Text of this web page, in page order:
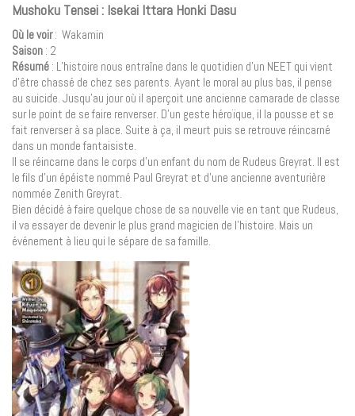
Mushoku Tensei : Isekai Ittara Honki Dasu
Où le voir: Wakamin
Saison : 2
Résumé : L’histoire nous entraîne dans le quotidien d’un NEET qui vient
d’être chassé de chez ses parents. Ayant le moral au plus bas, il pense
au suicide. Jusqu’au jour où il aperçoit une ancienne camarade de classe
sur le point de se faire renverser. D’un geste héroïque, il la pousse et se
fait renverser à sa place. Suite à ça, il meurt puis se retrouve réincarné
dans un monde fantaisiste.
Il se réincarne dans le corps d’un enfant du nom de Rudeus Greyrat. Il est
le fils d’un épéiste nommé Paul Greyrat et d’une ancienne aventurière
nommée Zenith Greyrat.
Bien décidé à faire quelque chose de sa nouvelle vie en tant que Rudeus,
il va essayer de devenir le plus grand magicien de l’histoire. Mais un
événement à lieu qui le sépare de sa famille.